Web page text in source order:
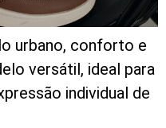
urbano, conforto e
versátil, ideal para
individual de